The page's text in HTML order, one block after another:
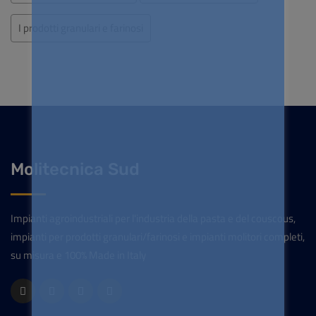
I prodotti granulari e farinosi
Molitecnica Sud
Impianti agroindustriali per l'industria della pasta e del couscous,
impianti per prodotti granulari/farinosi e impianti molitori completi,
su misura e 100% Made in Italy